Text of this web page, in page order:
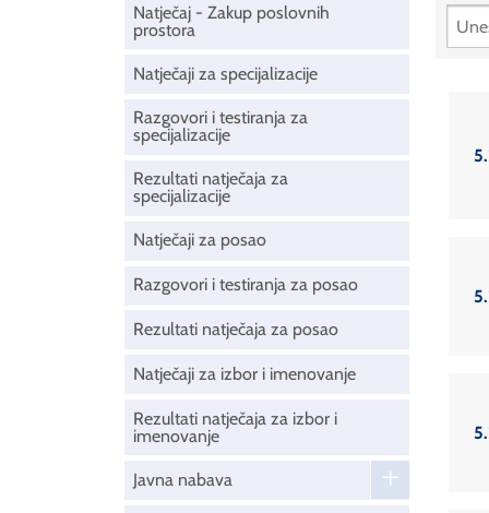
Natječaj - Zakup poslovnih
prostora
Natječaji za specijalizacije
Razgovori i testiranja za
specijalizacije
Rezultati natječaja za
specijalizacije
Natječaji za posao
Razgovori i testiranja za posao
Rezultati natječaja za posao
Natječaji za izbor i imenovanje
Rezultati natječaja za izbor i
imenovanje
Javna nabava